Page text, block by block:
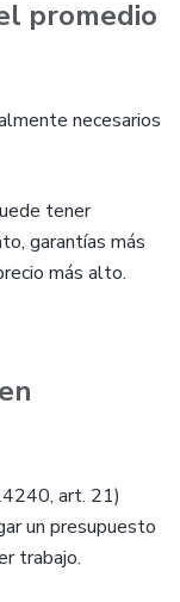
promedio
necesarios
tener
garantías más
más alto.
art. 21)
un presupuesto
trabajo.